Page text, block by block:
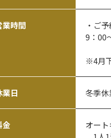
業時間
・ご
9：00
※4月
業日 冬季
金
オー